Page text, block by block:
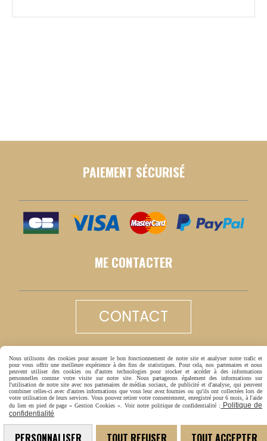
PAIEMENT SÉCURISÉ
ME CONTACTER
CONTACT
LIVRAISON RAPIDE
Nous utilisons des cookies pour assurer le bon fonctionnement de notre site et analyser notre trafic et
pour vous offrir une meilleure expérience à des fins de statistiques. Pour cela, nos partenaires et nous
peuvent utiliser des cookies ou d'autres technologies pour stocker et accéder à des informations
personnelles comme votre visite sur notre site. Nous partageons également des informations sur
l'utilisation de notre site avec nos partenaires de médias sociaux, de publicité et d'analyse, qui peuvent
combiner celles-ci avec d'autres informations que vous leur avez fournies ou qu'ils ont collectées lors de
votre utilisation de leurs services. Vous pouvez retirer votre consentement, enregistré pour 6 mois, à l'aide
du lien en pied de page « Gestion Cookies ». Voir notre politique de confidentialité :
Politique de
confidentialité
PERSONNALISER TOUT REFUSER TOUT ACCEPTER